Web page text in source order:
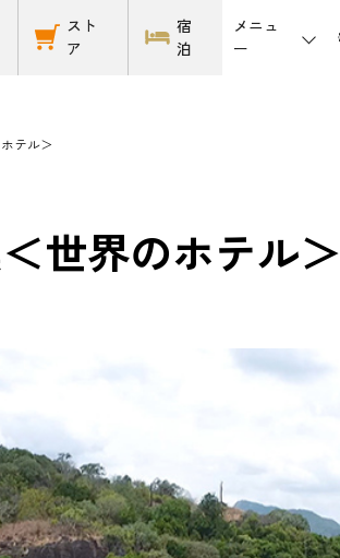
スト
ア
宿
泊
メニュ
ー
テル＞
世界のホテル＞